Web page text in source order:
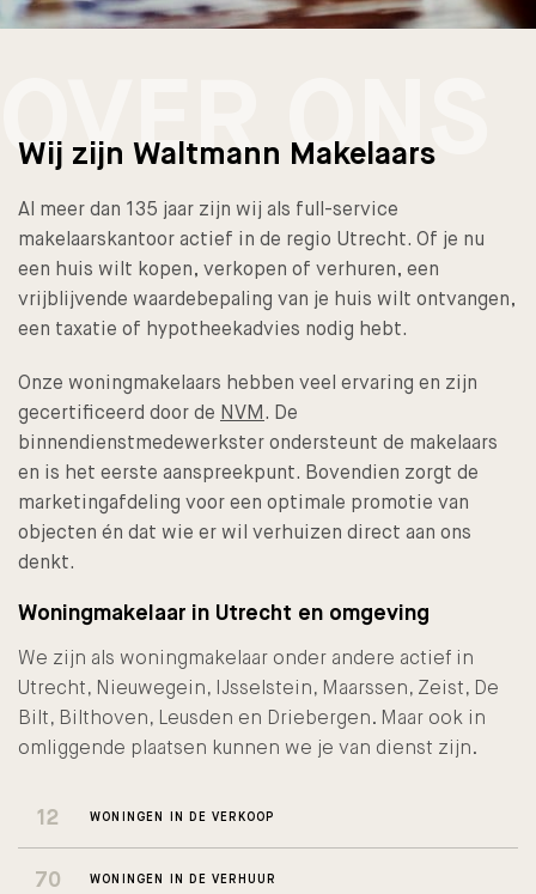
OVER ONS
Wij zijn Waltmann Makelaars
Al meer dan 135 jaar zijn wij als full-service
makelaarskantoor actief in de regio Utrecht. Of je nu
een huis wilt kopen, verkopen of verhuren, een
vrijblijvende waardebepaling van je huis wilt ontvangen,
een taxatie of hypotheekadvies nodig hebt.
Onze woningmakelaars hebben veel ervaring en zijn
gecertificeerd door de NVM. De
binnendienstmedewerkster ondersteunt de makelaars
en is het eerste aanspreekpunt. Bovendien zorgt de
marketingafdeling voor een optimale promotie van
objecten én dat wie er wil verhuizen direct aan ons
denkt.
Woningmakelaar in Utrecht en omgeving
We zijn als woningmakelaar onder andere actief in
Utrecht, Nieuwegein, IJsselstein, Maarssen, Zeist, De
Bilt, Bilthoven, Leusden en Driebergen. Maar ook in
omliggende plaatsen kunnen we je van dienst zijn.
12 WONINGEN IN DE VERKOOP
70 WONINGEN IN DE VERHUUR